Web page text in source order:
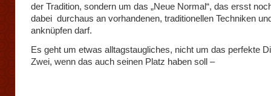
der Tradition, sondern um das „Neue Normal“, das ersst
dabei durchaus an vorhandenen, traditionellen Techniken
anknüpfen darf.
Es geht um etwas alltagstaugliches, nicht um das perfekte
Zwei, wenn das auch seinen Platz haben soll –